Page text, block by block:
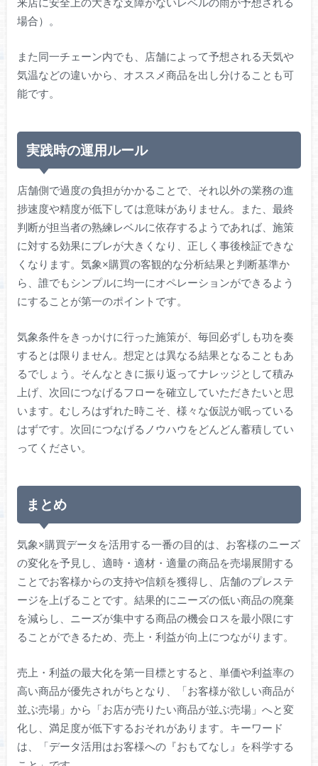
場合）。
また同一チェーン内でも、店舗によって予想される天気や
気温などの違いから、オススメ商品を出し分けることも可
能です。
実践時の運用ルール
店舗側で過度の負担がかかることで、それ以外の業務の進
捗速度や精度が低下しては意味がありません。また、最終
判断が担当者の熟練レベルに依存するようであれば、施策
に対する効果にブレが大きくなり、正しく事後検証できな
くなります。気象×購買の客観的な分析結果と判断基準か
ら、誰でもシンプルに均一にオペレーションができるよう
にすることが第一のポイントです。
気象条件をきっかけに行った施策が、毎回必ずしも功を奏
するとは限りません。想定とは異なる結果となることもあ
るでしょう。そんなときに振り返ってナレッジとして積み
上げ、次回につなげるフローを確立していただきたいと思
います。むしろはずれた時こそ、様々な仮説が眠っている
はずです。次回につなげるノウハウをどんどん蓄積してい
ってください。
まとめ
気象×購買データを活用する一番の目的は、お客様のニーズ
の変化を予見し、適時・適材・適量の商品を売場展開する
ことでお客様からの支持や信頼を獲得し、店舗のプレステ
ージを上げることです。結果的にニーズの低い商品の廃棄
を減らし、ニーズが集中する商品の機会ロスを最小限にす
ることができるため、売上・利益が向上につながります。
売上・利益の最大化を第一目標とすると、単価や利益率の
高い商品が優先されがちとなり、「お客様が欲しい商品が
並ぶ売場」から「お店が売りたい商品が並ぶ売場」へと変
化し、満足度が低下するおそれがあります。キーワード
は、「データ活用はお客様への『おもてなし』を科学する